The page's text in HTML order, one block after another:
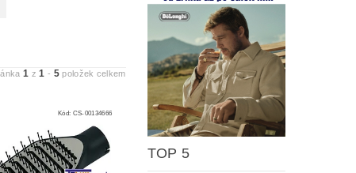
1 z1 - 5položek celkem
Kód: CS-00134666
TOP 5